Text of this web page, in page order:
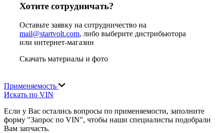
Хотите сотрудничать?
Оставьте заявку на сотрудничество на
mail@startvolt.com, либо выберите дистрибьютора
или интернет-магазин
Скачать материалы и фото
Применяемость
Искать по VIN
Если у Вас остались вопросы по применяемости, заполните
форму "Запрос по VIN", чтобы наши специалисты подобрали
Вам запчасть.